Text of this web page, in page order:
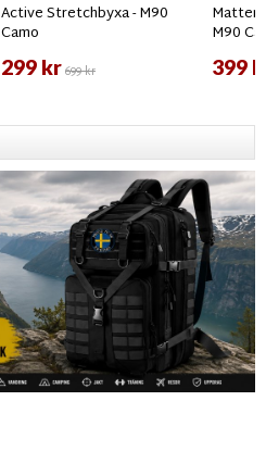
Active Stretchbyxa - M90
Camo
299 kr699 kr
M90
399